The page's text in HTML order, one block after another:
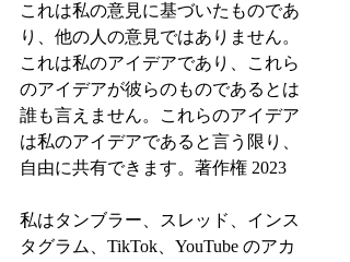
これは私の意見に基づいたものであ
り、他の人の意見ではありません。
これは私のアイデアであり、これら
のアイデアが彼らのものであるとは
誰も言えません。これらのアイデア
は私のアイデアであると言う限り、
自由に共有できます。著作権 2023
私はタンブラー、スレッド、インス
タグラム、TikTok、YouTube のアカ